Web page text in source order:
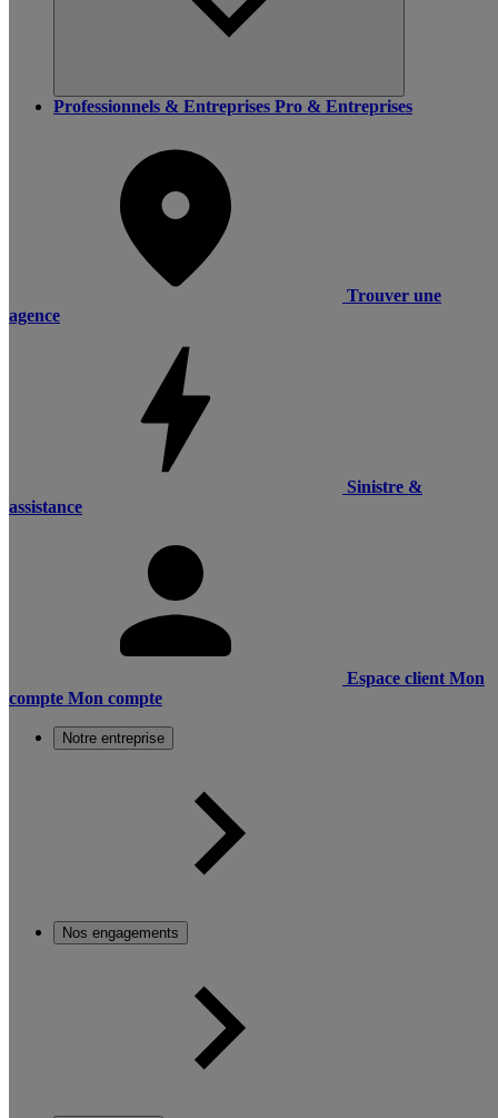
Professionnels & Entreprises Pro & Entreprises
Trouver une
agence
Sinistre &
assistance
Espace client Mon
compte Mon compte
Notre entreprise
Nos engagements